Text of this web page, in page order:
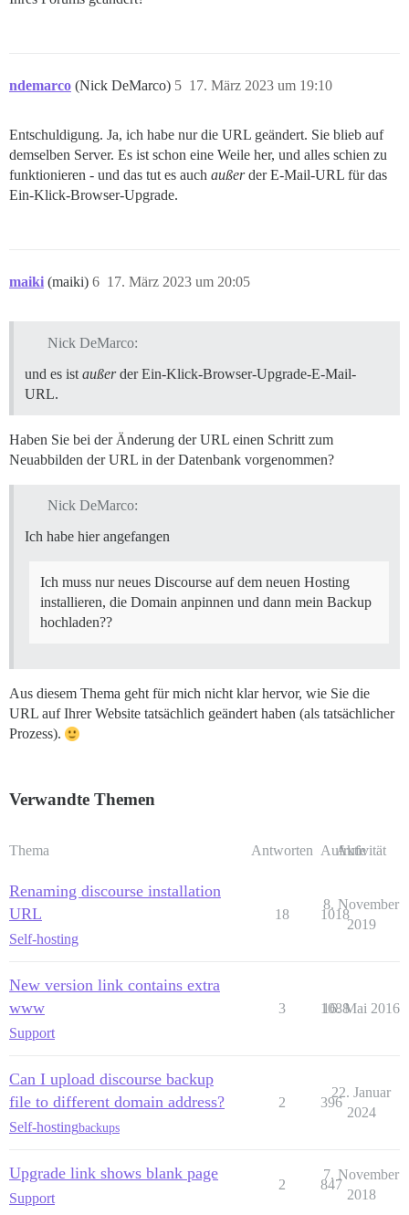
ndemarco (Nick DeMarco) 17. März 2023 um 19:10
5
Entschuldigung. Ja, ich habe nur die URL geändert. Sie blieb auf
demselben Server. Es ist schon eine Weile her, und alles schien zu
funktionieren - und das tut es auch außerder E-Mail-URL für das
Ein-Klick-Browser-Upgrade.
maiki (maiki) 17. März 2023 um 20:05
6
Nick DeMarco:
und es ist außerder Ein-Klick-Browser-Upgrade-E-Mail-
URL.
Haben Sie bei der Änderung der URL einen Schritt zum
Neuabbilden der URL in der Datenbank vorgenommen?
Nick DeMarco:
Ich habe hier angefangen
Ich muss nur neues Discourse auf dem neuen Hosting
installieren, die Domain anpinnen und dann mein Backup
hochladen??
Aus diesem Thema geht für mich nicht klar hervor, wie Sie die
URL auf Ihrer Website tatsächlich geändert haben (als tatsächlicher
Prozess).
Verwandte Themen
Thema Antworten Aufrufe
Aktivität
Renaming discourse installation
URL
Self-hosting
18 1018
8. November
2019
New version link contains extra
www
Support
3 1088
16. Mai 2016
Can I upload discourse backup
file to different domain address?
Self-hostingbackups
2 396
22. Januar
2024
Upgrade link shows blank page
Support
2 847
7. November
2018